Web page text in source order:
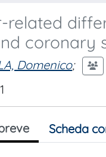
related
coronary
Domenico;
Scheda